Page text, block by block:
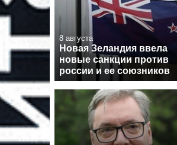
8 августа
Новая Зеландия ввела
новые санкции против
россии и ее союзников